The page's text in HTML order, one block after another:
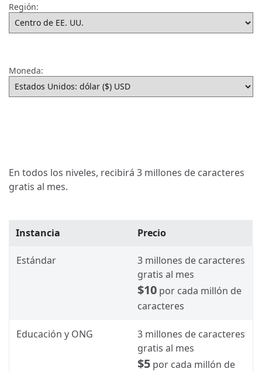
Región:
Moneda:
En todos los niveles, recibirá 3 millones de caracteres
gratis al mes.
Instancia Precio
Estándar
3 millones de caracteres
gratis al mes
$10 por cada millón de
caracteres
Educación y ONG
3 millones de caracteres
gratis al mes
$5 por cada millón de